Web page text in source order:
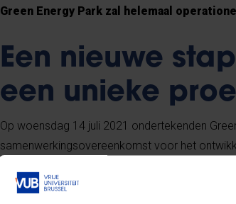
Green Energy Park zal helemaal
Een nieuwe
een unieke
Op woensdag 14 juli 2021 ondertekenden
samenwerkingsovereenkomst voor het